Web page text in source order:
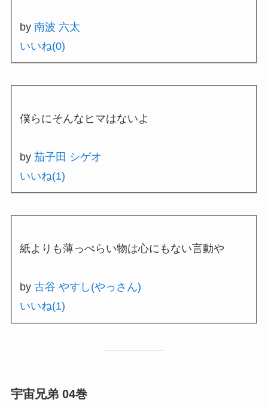
by南波 六太
いいね(0)
僕らにそんなヒマはないよ
by茄子田 シゲオ
いいね(1)
紙よりも薄っぺらい物は心にもない言動や
by古谷 やすし(やっさん)
いいね(1)
宇宙兄弟 04巻